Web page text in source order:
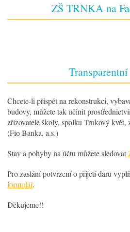
ZŠ TRNKA na
Chcete-li přispět na rekonstrukci,
budovy, můžete tak učinit
zřizovatele školy, spolku Trnkový květ,
(Fio Banka, a.s.)
Stav a pohyby na účtu můžete sledovat
Pro zaslání potvrzení o přijetí daru
formulář.
Děkujeme!!